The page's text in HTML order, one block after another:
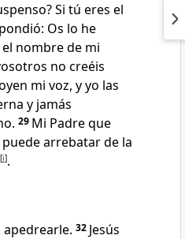
Si tú eres el
Os lo he
nombre de mi
no creéis
mi voz, y yo las
y jamás
. 29 Mi Padre que
puede arrebatar de la
[i].
apedrearle. 32 Jesús